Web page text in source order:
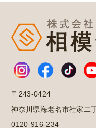
〒243-0424
神奈川県海老名市社家二
0120-916-234